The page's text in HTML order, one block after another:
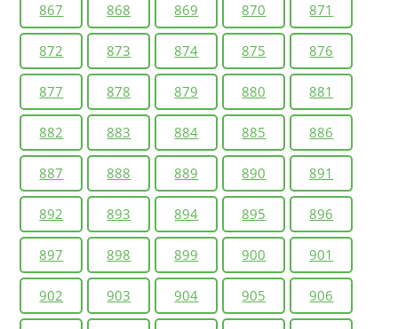
867 868 869 870 871
872 873 874 875 876
877 878 879 880 881
882 883 884 885 886
887 888 889 890 891
892 893 894 895 896
897 898 899 900 901
902 903 904 905 906